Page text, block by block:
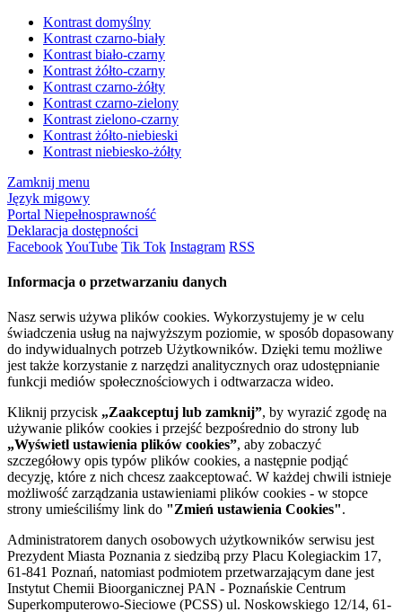
Kontrast domyślny
Kontrast czarno-biały
Kontrast biało-czarny
Kontrast żółto-czarny
Kontrast czarno-żółty
Kontrast czarno-zielony
Kontrast zielono-czarny
Kontrast żółto-niebieski
Kontrast niebiesko-żółty
Zamknij menu
Język migowy
Portal Niepełnosprawność
Deklaracja dostępności
FacebookYouTube Tik Tok Instagram RSS
Informacja o przetwarzaniu danych
Nasz serwis używa plików cookies. Wykorzystujemy je w celu
świadczenia usług na najwyższym poziomie, w sposób dopasowany
do indywidualnych potrzeb Użytkowników. Dzięki temu możliwe
jest także korzystanie z narzędzi analitycznych oraz udostępnianie
funkcji mediów społecznościowych i odtwarzacza wideo.
Kliknij przycisk „Zaakceptuj lub zamknij”, by wyrazić zgodę na
używanie plików cookies i przejść bezpośrednio do strony lub
„Wyświetl ustawienia plików cookies”, aby zobaczyć
szczegółowy opis typów plików cookies, a następnie podjąć
decyzję, które z nich chcesz zaakceptować. W każdej chwili istnieje
możliwość zarządzania ustawieniami plików cookies - w stopce
strony umieściliśmy link do "Zmień ustawienia Cookies".
Administratorem danych osobowych użytkowników serwisu jest
Prezydent Miasta Poznania z siedzibą przy Placu Kolegiackim 17,
61-841 Poznań, natomiast podmiotem przetwarzającym dane jest
Instytut Chemii Bioorganicznej PAN - Poznańskie Centrum
Superkomputerowo-Sieciowe (PCSS) ul. Noskowskiego 12/14, 61-